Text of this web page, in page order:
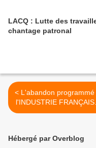
LACQ : Lutte des
chantage patronal
< L'abandon programmé de
l'INDUSTRIE
moins d'ouvriers
Hébergé par Overblog